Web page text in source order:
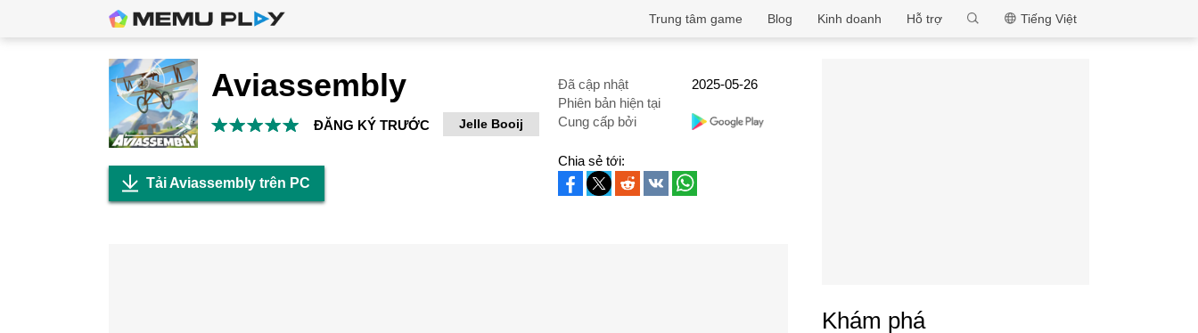
MEmu
Tiếng Việt
Hỗ trợ
Kinh doanh
Blog
Trung tâm game
Aviassembly
ĐĂNG KÝ TRƯỚC Jelle Booij
Đã cập nhật
2025-05-26
Phiên bản hiện tại
Cung cấp bởi
Tải Aviassembly trên PC
Chia sẻ tới:
Khám phá